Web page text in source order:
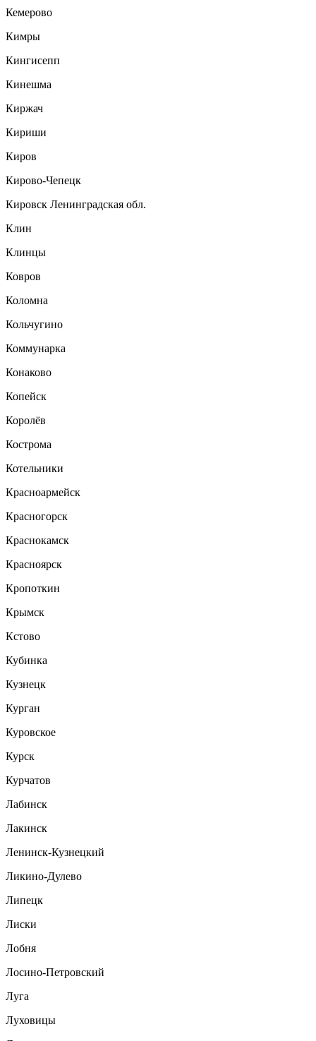
Кемерово
Кимры
Кингисепп
Кинешма
Киржач
Кириши
Киров
Кирово-Чепецк
Кировск Ленинградская обл.
Клин
Клинцы
Ковров
Коломна
Кольчугино
Коммунарка
Конаково
Копейск
Королёв
Кострома
Котельники
Красноармейск
Красногорск
Краснокамск
Красноярск
Кропоткин
Крымск
Кстово
Кубинка
Кузнецк
Курган
Куровское
Курск
Курчатов
Лабинск
Лакинск
Ленинск-Кузнецкий
Ликино-Дулево
Липецк
Лиски
Лобня
Лосино-Петровский
Луга
Луховицы